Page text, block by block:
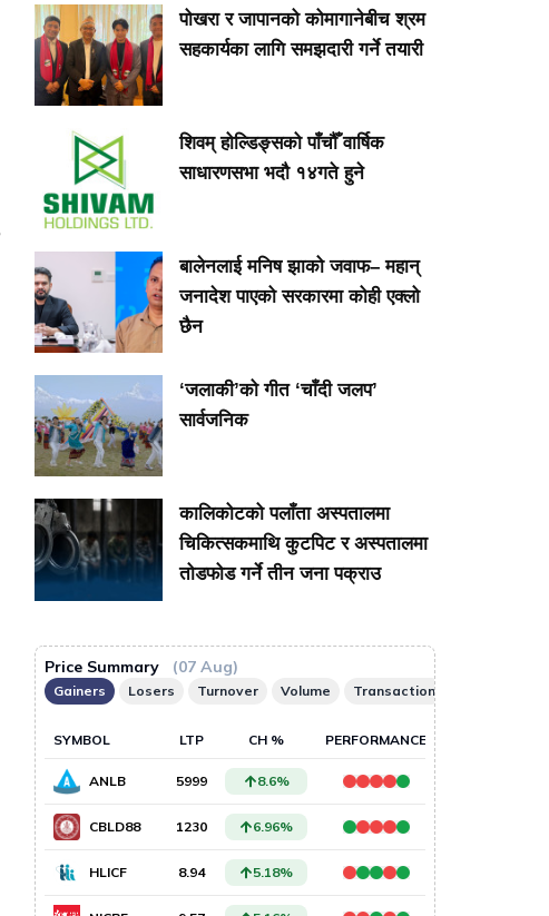
पोखरा र जापानको कोमागानेबीच श्रम
सहकार्यका लागि समझदारी गर्ने तयारी
शिवम् होल्डिङ्सको पाँचौँ वार्षिक
साधारणसभा भदौ १४गते हुने
बालेनलाई मनिष झाको जवाफ– महान्
जनादेश पाएको सरकारमा कोही एक्लो
छैन
‘जलाकी’को गीत ‘चाँदी जलप’
सार्वजनिक
कालिकोटको पलाँता अस्पतालमा
चिकित्सकमाथि कुटपिट र अस्पतालमा
तोडफोड गर्ने तीन जना पक्राउ